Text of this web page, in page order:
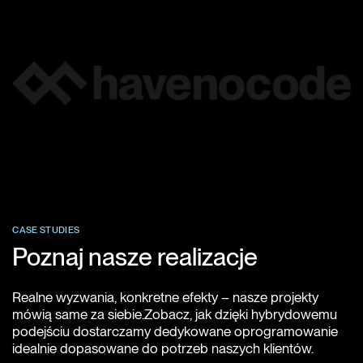
CASE STUDIES
Poznaj nasze realizacje
Realne wyzwania, konkretne efekty – nasze projekty
mówią same za siebie.Zobacz, jak dzięki hybrydowemu
podejściu dostarczamy dedykowane oprogramowanie
idealnie dopasowane do potrzeb naszych klientów.